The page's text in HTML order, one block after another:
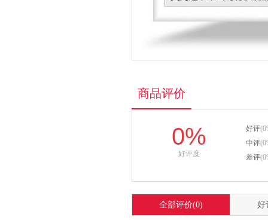
商品评价
0%
好评度
好评
中评
差评
全部评价(0) 好